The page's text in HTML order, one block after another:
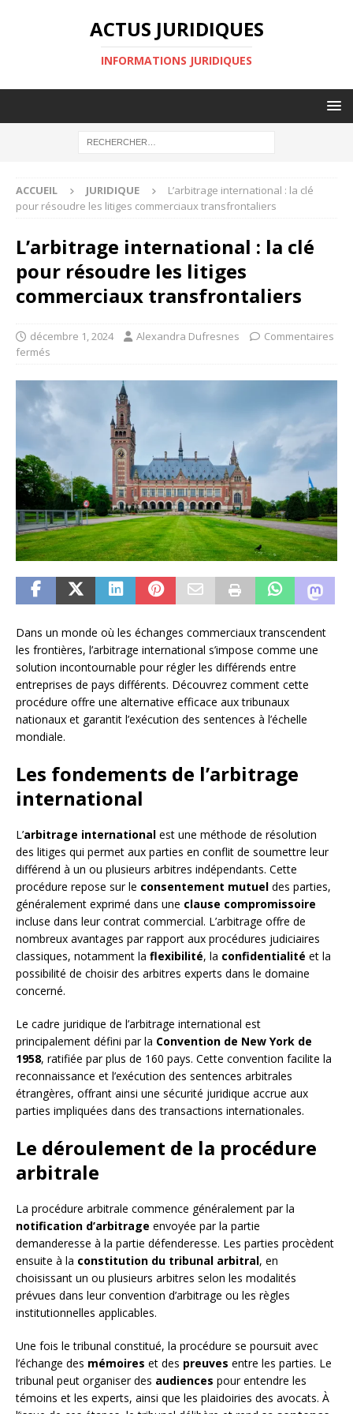
ACTUS JURIDIQUES
INFORMATIONS JURIDIQUES
ACCUEIL JURIDIQUE
L’arbitrage international : la clé
pour résoudre les litiges commerciaux transfrontaliers
L’arbitrage international : la clé
pour résoudre les litiges
commerciaux transfrontaliers
décembre 1, 2024 Alexandra Dufresnes
Commentaires
fermés
Dans un monde où les échanges commerciaux transcendent
les frontières, l’arbitrage international s’impose comme une
solution incontournable pour régler les différends entre
entreprises de pays différents. Découvrez comment cette
procédure offre une alternative efficace aux tribunaux
nationaux et garantit l’exécution des sentences à l’échelle
mondiale.
Les fondements de l’arbitrage
international
L’arbitrage international est une méthode de résolution
des litiges qui permet aux parties en conflit de soumettre leur
différend à un ou plusieurs arbitres indépendants. Cette
procédure repose sur le consentement mutuel des parties,
généralement exprimé dans une clause compromissoire
incluse dans leur contrat commercial. L’arbitrage offre de
nombreux avantages par rapport aux procédures judiciaires
classiques, notamment la flexibilité, la confidentialité et la
possibilité de choisir des arbitres experts dans le domaine
concerné.
Le cadre juridique de l’arbitrage international est
principalement défini par la Convention de New York de
1958, ratifiée par plus de 160 pays. Cette convention facilite la
reconnaissance et l’exécution des sentences arbitrales
étrangères, offrant ainsi une sécurité juridique accrue aux
parties impliquées dans des transactions internationales.
Le déroulement de la procédure
arbitrale
La procédure arbitrale commence généralement par la
notification d’arbitrage envoyée par la partie
demanderesse à la partie défenderesse. Les parties procèdent
ensuite à la constitution du tribunal arbitral, en
choisissant un ou plusieurs arbitres selon les modalités
prévues dans leur convention d’arbitrage ou les règles
institutionnelles applicables.
Une fois le tribunal constitué, la procédure se poursuit avec
l’échange des mémoires et des preuves entre les parties. Le
tribunal peut organiser des audiences pour entendre les
témoins et les experts, ainsi que les plaidoiries des avocats. À